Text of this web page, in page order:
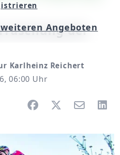
der
Karlheinz Reichert
06:00 Uhr
Angeboten